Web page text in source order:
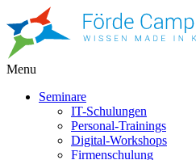
Menu
Seminare
IT-Schulungen
Personal-Trainings
Digital-Workshops
Firmenschulung